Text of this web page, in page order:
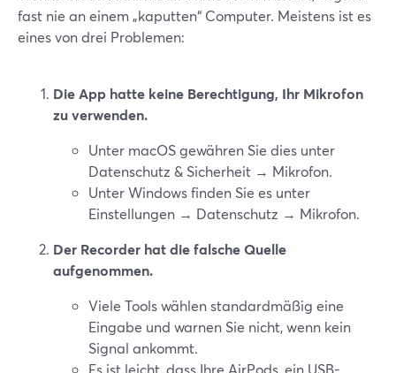
fast nie an einem „kaputten“ Computer. Meistens ist es
eines von drei Problemen:
Die App hatte keine Berechtigung, Ihr Mikrofon
zu verwenden.
Unter macOS gewähren Sie dies unter
Datenschutz & Sicherheit → Mikrofon.
Unter Windows finden Sie es unter
Einstellungen → Datenschutz → Mikrofon.
Der Recorder hat die falsche Quelle
aufgenommen.
Viele Tools wählen standardmäßig eine
Eingabe und warnen Sie nicht, wenn kein
Signal ankommt.
Es ist leicht, dass Ihre AirPods, ein USB-